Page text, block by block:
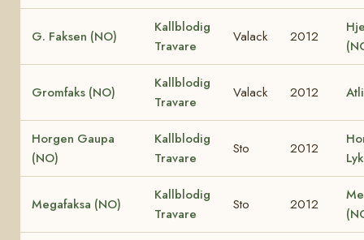
G. Faksen (NO)
Kallblodig
Travare
Valack 2012
Gromfaks (NO)
Kallblodig
Travare
Valack 2012
Horgen Gaupa
(NO)
Kallblodig
Travare
Sto 2012
Megafaksa (NO)
Kallblodig
Travare
Sto 2012